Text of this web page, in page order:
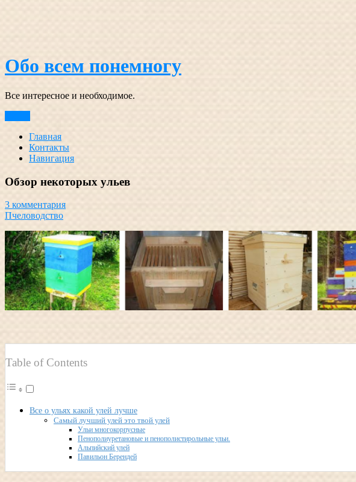
Обо всем понемногу
Все интересное и необходимое.
Главная
Контакты
Навигация
Обзор некоторых ульев
3 комментария
Пчеловодство
Table of Contents
Все о ульях какой улей лучше
Самый лучший улей это твой улей
Ульи многокорпусные
Пенополиуретановые и пенополистирольные ульи.
Альпийский улей
Павильон Берендей